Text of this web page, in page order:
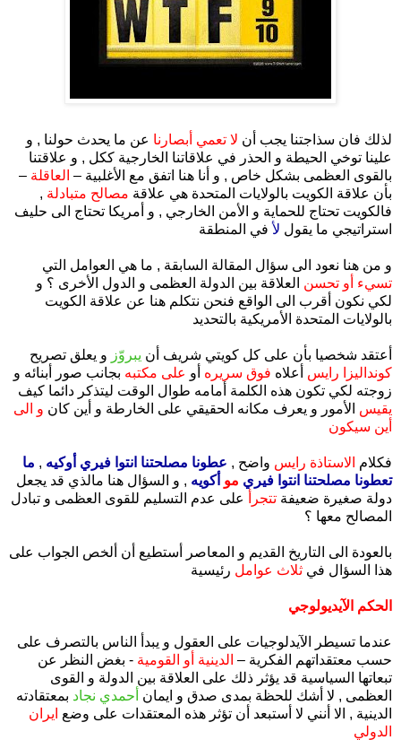
لذلك فان سذاجتنا يجب أن لا تعمي أبصارنا عن ما يحدث حولنا , و
علينا توخي الحيطة و الحذر في علاقاتنا الخارجية ككل , و علاقتنا
بالقوى العظمى بشكل خاص , و أنا هنا اتفق مع الأغلبية – العاقلة –
بأن علاقة الكويت بالولايات المتحدة هي علاقة مصالح متبادلة ,
فالكويت تحتاج للحماية و الأمن الخارجي , و أمريكا تحتاج الى حليف
استراتيجي ما يقول لأ في المنطقة
و من هنا نعود الى سؤال المقالة السابقة , ما هي العوامل التي
تسيء أو تحسن العلاقة بين الدولة العظمى و الدول الأخرى ؟ و
لكي نكون أقرب الى الواقع فنحن نتكلم هنا عن علاقة الكويت
بالولايات المتحدة الأمريكية بالتحديد
أعتقد شخصيا بأن على كل كويتي شريف أن يبروّز و يعلق تصريح
كونداليزا رايس أعلاه فوق سريره أو على مكتبه بجانب صور أبنائه و
زوجته لكي تكون هذه الكلمة أمامه طوال الوقت ليتذكر دائما كيف
يقيس الأمور و يعرف مكانه الحقيقي على الخارطة و أين كان و الى
أين سيكون
فكلام الاستاذة رايس واضح , عطونا مصلحتنا انتوا فيري أوكيه , ما
تعطونا مصلحتنا انتوا فيري مو أكويه , و السؤال هنا مالذي قد يجعل
دولة صغيرة ضعيفة تتجرأ
على عدم التسليم للقوى العظمى و تبادل
المصالح معها ؟
بالعودة الى التاريخ القديم و المعاصر أستطيع أن ألخص الجواب على
هذا السؤال في ثلاث عوامل رئيسية
الحكم الآيديولوجي
عندما تسيطر الآيدلوجيات على العقول و يبدأ الناس بالتصرف على
حسب معتقداتهم الفكرية – الدينية أو القومية - بغض النظر عن
تبعاتها السياسية قد يؤثر ذلك على العلاقة بين الدولة و القوى
العظمى , لا أشك للحظة بمدى صدق و ايمان أحمدي نجاد بمعتقادته
الدينية , الا أنني لا أستبعد أن تؤثر هذه المعتقدات على وضع ايران
الدولي